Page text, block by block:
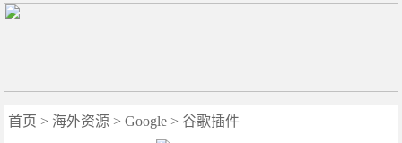
首页 > 海外资源 >Google >谷歌插件